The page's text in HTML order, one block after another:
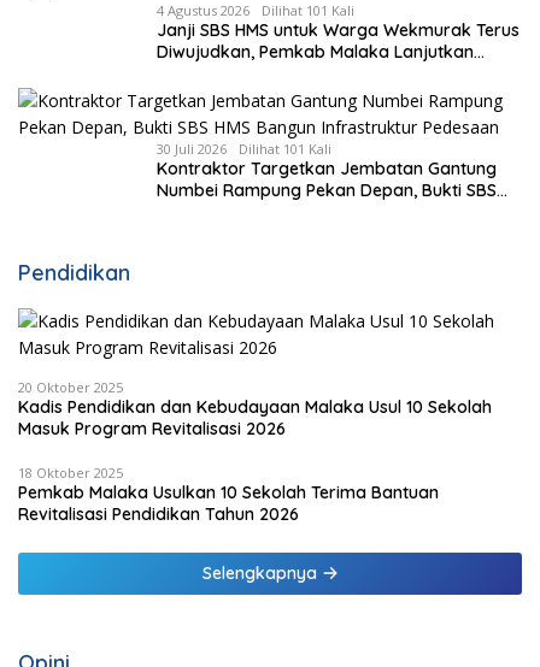
4 Agustus 2026 Dilihat 101 Kali
Janji SBS HMS untuk Warga Wekmurak Terus
Diwujudkan, Pemkab Malaka Lanjutkan
30 Juli 2026 Dilihat 101 Kali
Kontraktor Targetkan Jembatan Gantung
Numbei Rampung Pekan Depan, Bukti SBS
Pendidikan
20 Oktober 2025
Kadis Pendidikan dan Kebudayaan Malaka Usul 10 Sekolah
Masuk Program Revitalisasi 2026
18 Oktober 2025
Pemkab Malaka Usulkan 10 Sekolah Terima Bantuan
Revitalisasi Pendidikan Tahun 2026
Selengkapnya